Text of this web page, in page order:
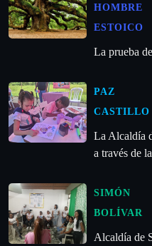
HOMBRE
ESTOICO
La prueba
PAZ
CASTILLO
La Alcaldía
a través de la
SIMÓN
BOLÍVAR
Alcaldía de